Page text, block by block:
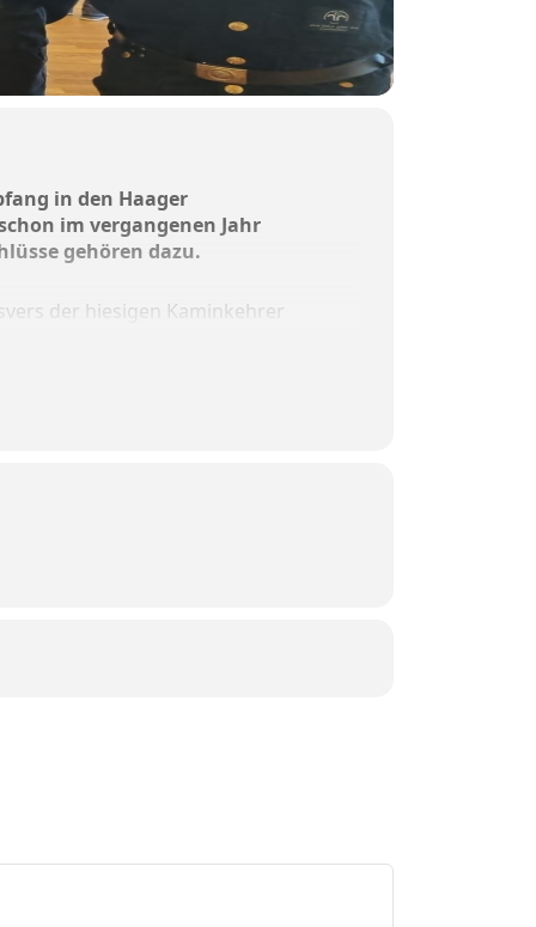
in den Haager
im vergangenen Jahr
gehören dazu.
der hiesigen Kaminkehrer